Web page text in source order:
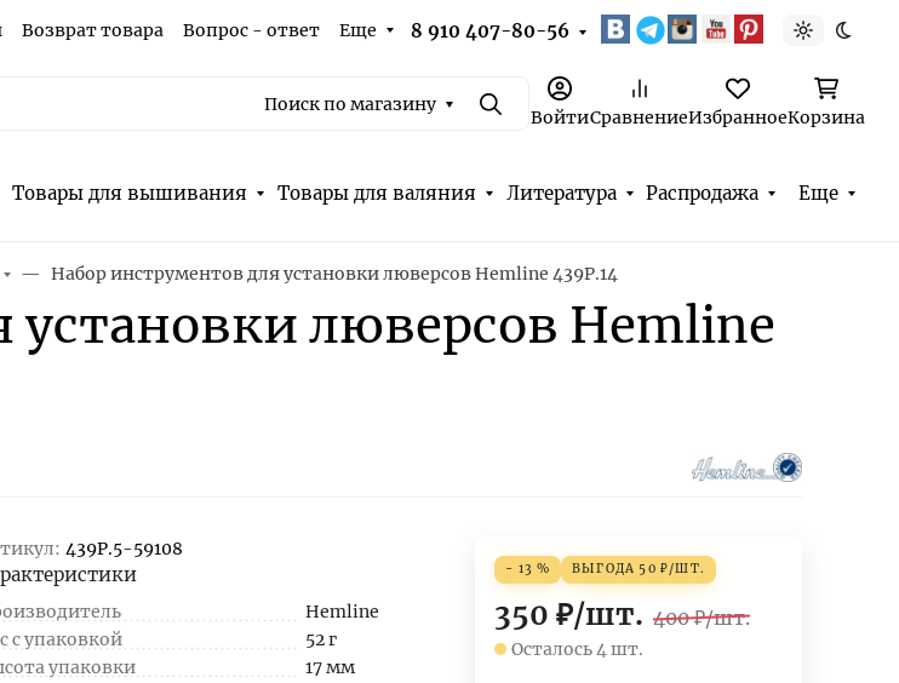
Возврат товара Вопрос - ответ Еще 8 910 407-80-56 Светлая
Поиск по магазину ПоискВойтиСравнениеИзбранноеКорзина
Товары для вышивания Товары для валяния Литература Распродажа Еще
Набор инструментов для установки люверсов Hemline 439P.14
люверсов Hemline
439P.5-59108
Hemline
с упаковкой
52 г
упаковки
17 мм
- 13 % ВЫГОДА 50 ₽/ШТ.
350 ₽/шт. 400 ₽/шт.
Осталось 4 шт.